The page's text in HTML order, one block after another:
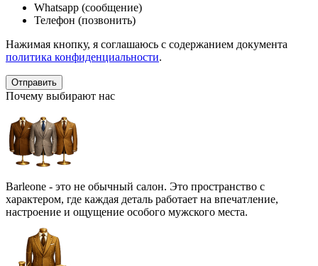
Whatsapp (сообщение)
Телефон (позвонить)
Нажимая кнопку, я соглашаюсь с содержанием документа
политика конфиденциальности.
Почему выбирают нас
Barleone - это не обычный салон. Это пространство с
характером, где каждая деталь работает на впечатление,
настроение и ощущение особого мужского места.